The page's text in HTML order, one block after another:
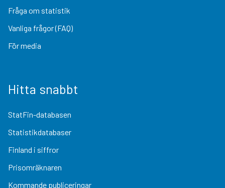
Fråga om statistik
Vanliga frågor (FAQ)
För media
Hitta snabbt
StatFin-databasen
Statistikdatabaser
Finland i siffror
Prisomräknaren
Kommande publiceringar